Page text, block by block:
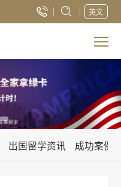
英文
出国留学资讯 成功案例